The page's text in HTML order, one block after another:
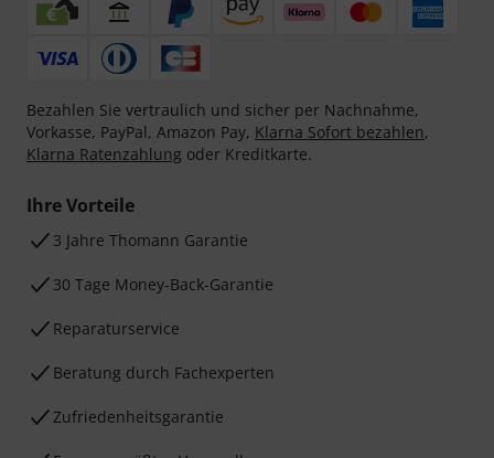
Bezahlen Sie vertraulich und sicher per Nachnahme,
Vorkasse, PayPal, Amazon Pay, Klarna Sofort bezahlen,
Klarna Ratenzahlung oder Kreditkarte.
Ihre Vorteile
3 Jahre Thomann Garantie
30 Tage Money-Back-Garantie
Reparaturservice
Beratung durch Fachexperten
Zufriedenheitsgarantie